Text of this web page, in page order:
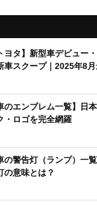
ヨタ】新型車デビュー
車スクープ｜2025年8
のエンブレム一覧】日
・ロゴを完全網羅
の警告灯（ランプ）一
の意味とは？